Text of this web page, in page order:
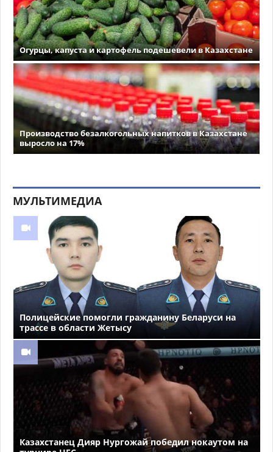
Огурцы, капуста и картофель подешевели в Казахстане
Производство безалкогольных напитков в Казахстане
выросло на 17%
МУЛЬТИМЕДИА
Полицейские помогли гражданину Беларуси на
трассе в области Жетысу
Казахстанец Дияр Нургожай победил нокаутом на